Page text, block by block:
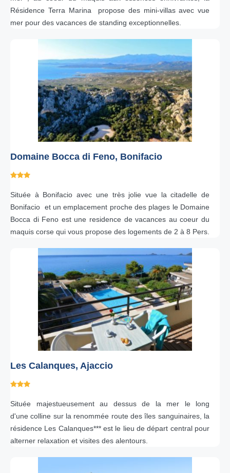
Résidence Terra Marina propose des mini-villas avec vue
mer pour des vacances de standing exceptionnelles.
Domaine Bocca di Feno, Bonifacio
Située à Bonifacio avec une très jolie vue la citadelle de
Bonifacio et un emplacement proche des plages le Domaine
Bocca di Feno est une residence de vacances au coeur du
maquis corse qui vous propose des logements de 2 à 8 Pers.
Les Calanques, Ajaccio
Située majestueusement au dessus de la mer le long
d'une colline sur la renommée route des îles sanguinaires, la
résidence Les Calanques*** est le lieu de départ central pour
alterner relaxation et visites des alentours.